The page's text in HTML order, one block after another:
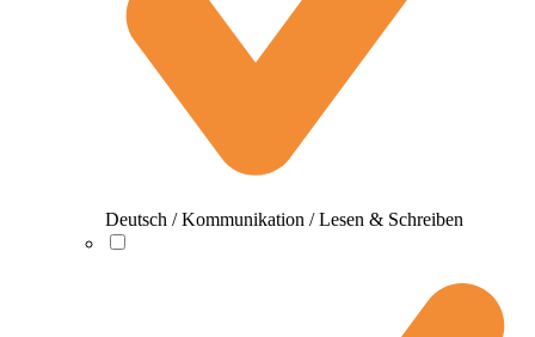
Deutsch / Kommunikation / Lesen & Schreiben